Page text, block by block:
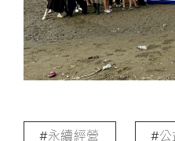
永續經營